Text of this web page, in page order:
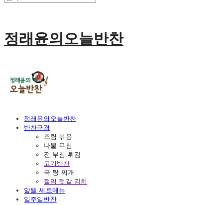
정래윤의오늘반찬
정래윤의오늘반찬
반찬구경
조림 볶음
나물 무침
전 부침 튀김
고기반찬
국 탕 찌개
절임 젓갈 김치
알뜰 세트메뉴
일주일반찬